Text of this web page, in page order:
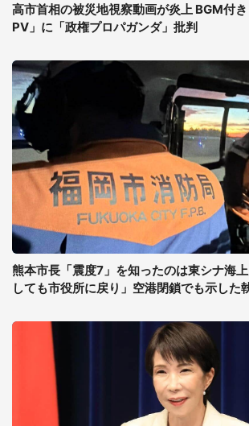
高市首相の被災地視察動画が炎上 BGM付
PV」に「政権プロパガンダ」批判
熊本市長「震度7」を知ったのは東シナ海
しても市役所に戻り」空港閉鎖でも示した